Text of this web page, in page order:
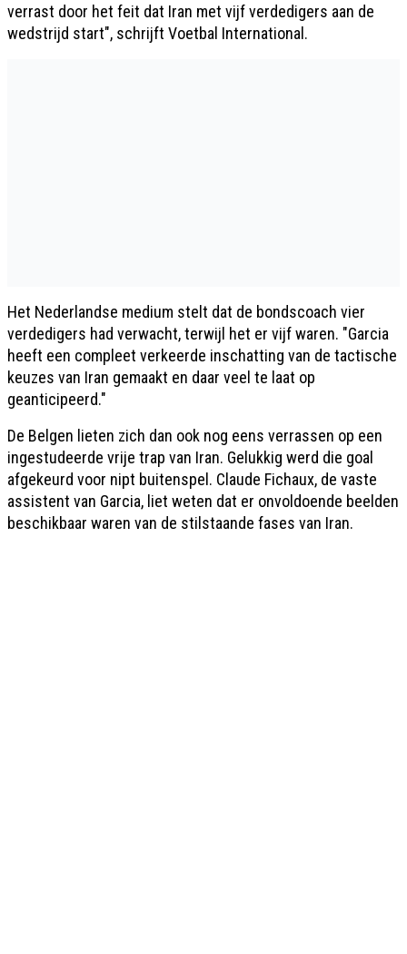
verrast door het feit dat Iran met vijf verdedigers aan de
wedstrijd start", schrijft Voetbal International.
Het Nederlandse medium stelt dat de bondscoach vier
verdedigers had verwacht, terwijl het er vijf waren. "Garcia
heeft een compleet verkeerde inschatting van de tactische
keuzes van Iran gemaakt en daar veel te laat op
geanticipeerd."
De Belgen lieten zich dan ook nog eens verrassen op een
ingestudeerde vrije trap van Iran. Gelukkig werd die goal
afgekeurd voor nipt buitenspel. Claude Fichaux, de vaste
assistent van Garcia, liet weten dat er onvoldoende beelden
beschikbaar waren van de stilstaande fases van Iran.